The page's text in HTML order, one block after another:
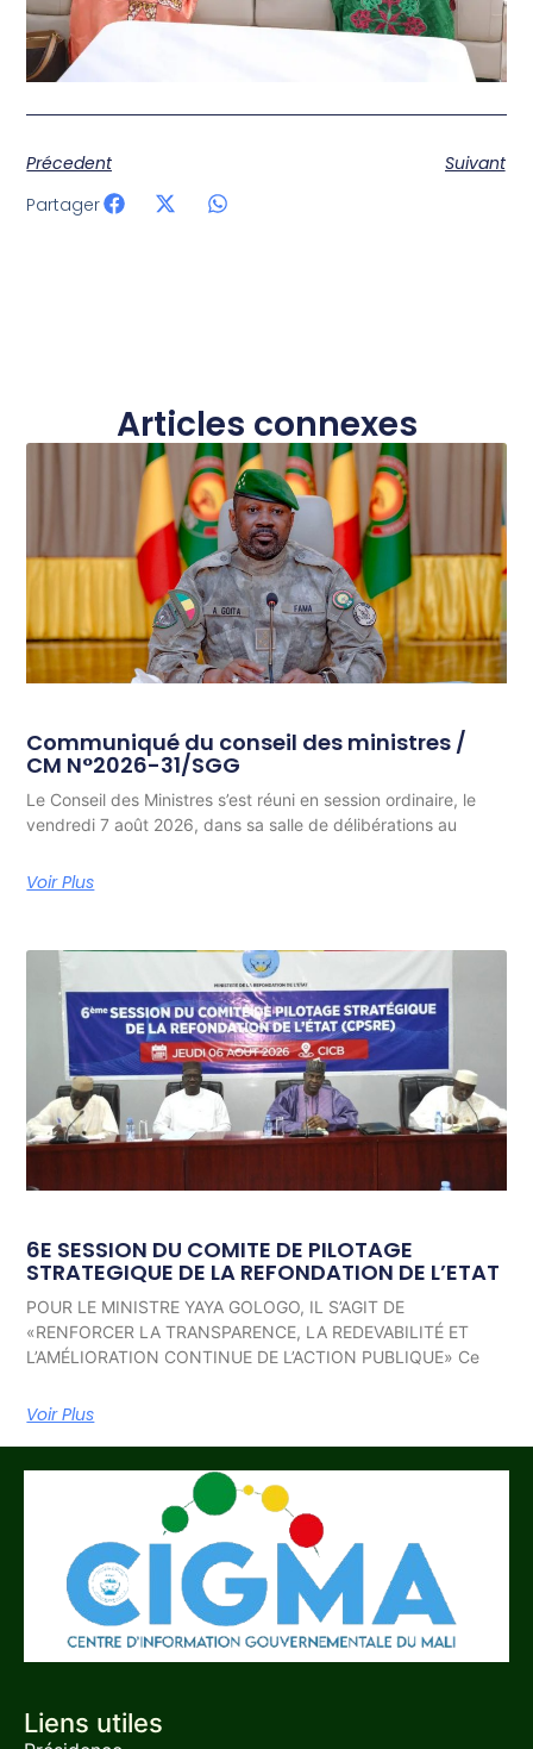
Précedent
Suivant
Partager
Articles connexes
Communiqué du conseil des ministres /
CM N°2026-31/SGG
Le Conseil des Ministres s’est réuni en session ordinaire, le
vendredi 7 août 2026, dans sa salle de délibérations au
Voir Plus
6E SESSION DU COMITE DE PILOTAGE
STRATEGIQUE DE LA REFONDATION DE L’ETAT
POUR LE MINISTRE YAYA GOLOGO, IL S’AGIT DE
«RENFORCER LA TRANSPARENCE, LA REDEVABILITÉ ET
L’AMÉLIORATION CONTINUE DE L’ACTION PUBLIQUE» Ce
Voir Plus
Liens utiles